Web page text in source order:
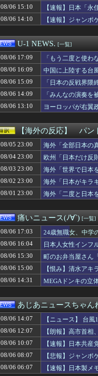
底辺高校出身だけど勉強しまく
母がUFOを見たって言ってきた
【画像】超清楚系シンガーソン
【画像】ポリコレ卒業のカプコ
30歳以上でアルバイトしてるお
「みんなで大家さん」約2881億
熊本･八代港で自衛隊の「病院
井上和ちゃん、湾岸スタジオで
【速報】ホロライブのソシャゲ
2位『イオン』3位『ヤオコー』
経済崩壊の中国・広東省の工場
友人「冗談じゃん」彼女「やめ
アルバイトの教育で悩んでる。
【悲報】石破茂さん「高市内閣
昔の子育てって、どうやってや
学びたい分野のある私立大学を
【唖然】平成前期のギャルJK「
アラフィフ正社員の男性が若い
【悲報】有名漫画家、がんを公
【朗報】秋田に日本最大級のAI
【画像】小学生姫ギャルモデル
料理中に胸元を火傷したので絆
美人母「17歳で産んだ子供が高
【尾田君抹消】中日ファン集合
【悲報】桐谷さん「人生かけて7
【嗚咽】元嗚咽・・今日もイラ
【ウマ娘】ルラち、新人が来た
60年代のクラシックマシンで山
【悲報】高市さん、非核三原則
4号機ジジイ「どんなノーマル
モンハンワイルズSwitch2版、
【公示】DeNA、ビドが1軍登録
【悲報】韓国在住日本人女性、
私「お願いだから帰って…」セ
高杉吏麒騎手がが8月6日付でフ
【悲報】みい山作者「山田≒自
【画像】本田望結さん、我々を挑
【衝撃】年収300万で結婚、と
上田は覚醒したら伸び代えげつ
08/06 15:10
【速報】日本「
08/06 14:10
【速報】ジャン
U-1 NEWS. [一覧]
08/06 17:09
「もう二度と使
看板が…
08/06 16:09
中国に上陸する台
08/06 15:09
「日本の反戦界
果……
08/06 14:09
「みんなの演奏
か……
08/06 13:10 ヨーロッパが右翼
【海外の反応】 パン
08/05 23:00
海外「全部日本の
08/04 23:00
欧州「日本だけ反
08/03 23:00
海外「世界で日本
08/02 23:00
海外「日本がキラ
08/01 23:00
海外「二度と日本
痛いニュース(ﾉ∀`) [一覧]
08/06 17:03
24歳無職女、中学
08/06 16:04
日本人女性インフ
08/06 15:30
町のお弁当屋さん
08/06 15:00
【恨み】清水ア
08/06 14:31
MEGAドンキの立
あじあニュースちゃん
08/06 14:07
【ニュース】 台風
08/06 12:07
【朗報】高市首相
08/06 10:07
【速報】日本共
08/06 08:07
【悲報】ジャンポ
08/06 06:07
【速報】日本製